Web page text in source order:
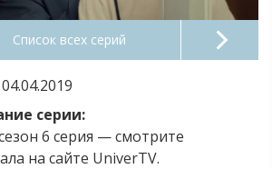
Список всех серий
04.04.2019
серии:
6 серия — смотрите
на сайте UniverTV.